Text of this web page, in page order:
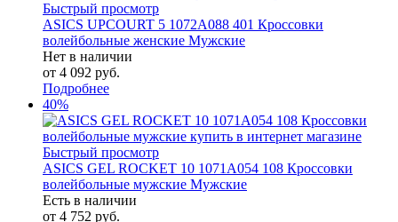
Быстрый просмотр
ASICS UPCOURT 5 1072A088 401 Кроссовки
волейбольные женские Мужские
Нет в наличии
от 4 092 руб.
Подробнее
40%
Быстрый просмотр
ASICS GEL ROCKET 10 1071A054 108 Кроссовки
волейбольные мужские Мужские
Есть в наличии
от 4 752 руб.